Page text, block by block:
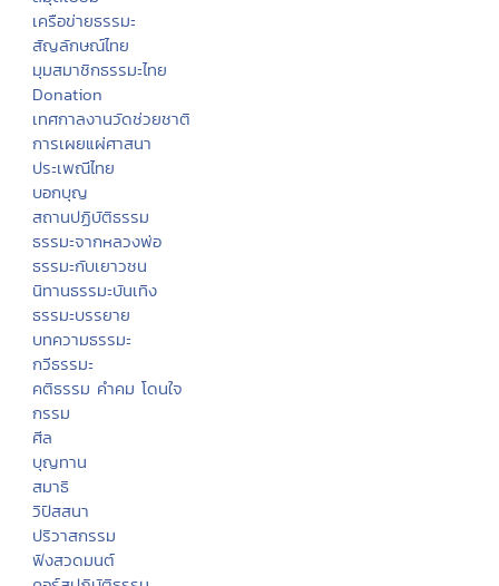
เครือข่ายธรรมะ
สัญลักษณ์ไทย
มุมสมาชิกธรรมะไทย
Donation
เทศกาลงานวัดช่วยชาติ
การเผยแผ่ศาสนา
ประเพณีไทย
บอกบุญ
สถานปฏิบัติธรรม
ธรรมะจากหลวงพ่อ
ธรรมะกับเยาวชน
นิทานธรรมะบันเทิง
ธรรมะบรรยาย
บทความธรรมะ
กวีธรรมะ
คติธรรม คำคม โดนใจ
กรรม
ศีล
บุญทาน
สมาธิ
วิปัสสนา
ปริวาสกรรม
ฟังสวดมนต์